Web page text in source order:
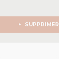
SUPPRIMER